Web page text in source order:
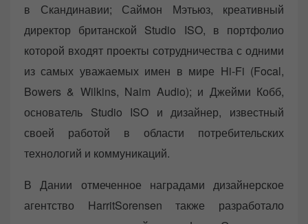
в Скандинавии; Саймон Мэтьюз, креативный
директор британской Studio ISO, в портфолио
которой входят проекты сотрудничества с одними
из самых уважаемых имен в мире Hi-Fi (Focal,
Bowers & Wilkins, Naim Audio); и Джейми Кобб,
основатель Studio ISO и дизайнер, известный
своей работой в области потребительских
технологий и коммуникаций.
В Дании отмеченное наградами дизайнерское
агентство HarritSorensen также разработало